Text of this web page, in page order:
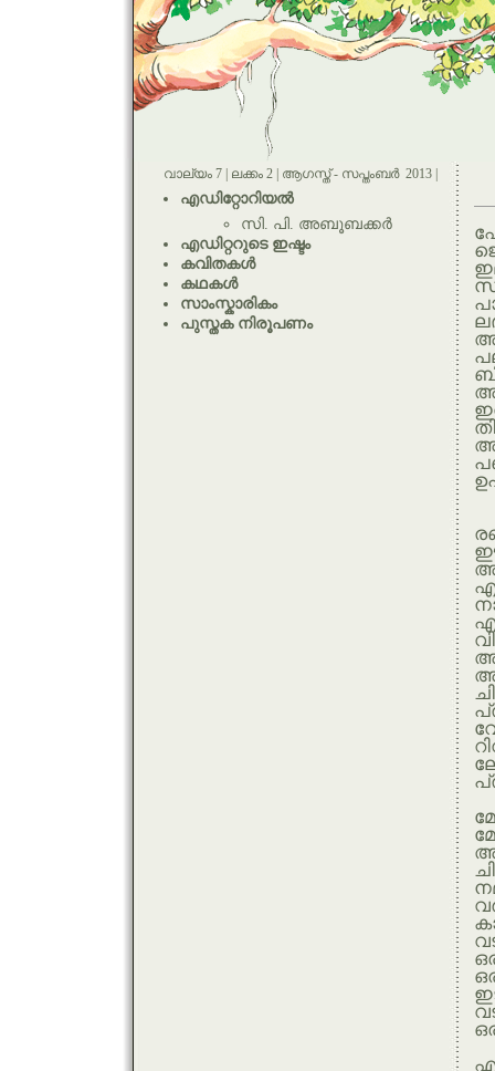
വാല്യം 7 | ലക്കം 2 | ആഗസ്ത് - സപ്തംബര്‍ 2013 |
എഡിറ്റോറിയല്‍
സി. പി. അബൂബക്കര്‍
എഡിറ്ററുടെ ഇഷ്ടം
കവിതകള്‍
കഥകള്‍
സാംസ്കാരികം
പുസ്തക നിരൂപണം
ഈ